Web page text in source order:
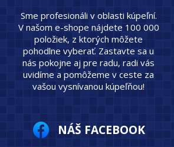
Sme profesionáli v oblasti kúpeľní.
V našom e-shope nájdete 100 000
položiek, z ktorých môžete
pohodlne vyberať. Zastavte sa u
nás pokojne aj pre radu, radi vás
uvidíme a pomôžeme v ceste za
vašou vysnívanou kúpeľňou!
NÁŠ FACEBOOK